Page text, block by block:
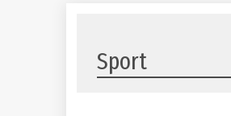
Sport